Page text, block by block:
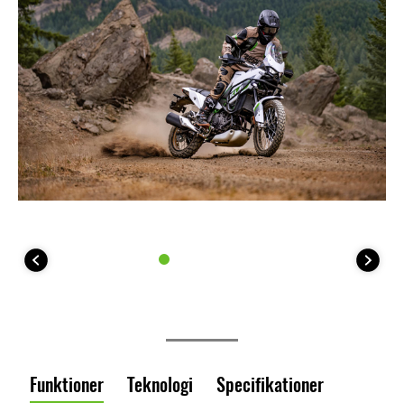
Funktioner Teknologi Specifikationer